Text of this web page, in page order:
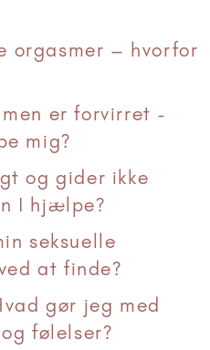
orgasmer – hvorfor
er forvirret -
mig?
og gider ikke
I hjælpe?
seksuelle
at finde?
gør jeg med
følelser?